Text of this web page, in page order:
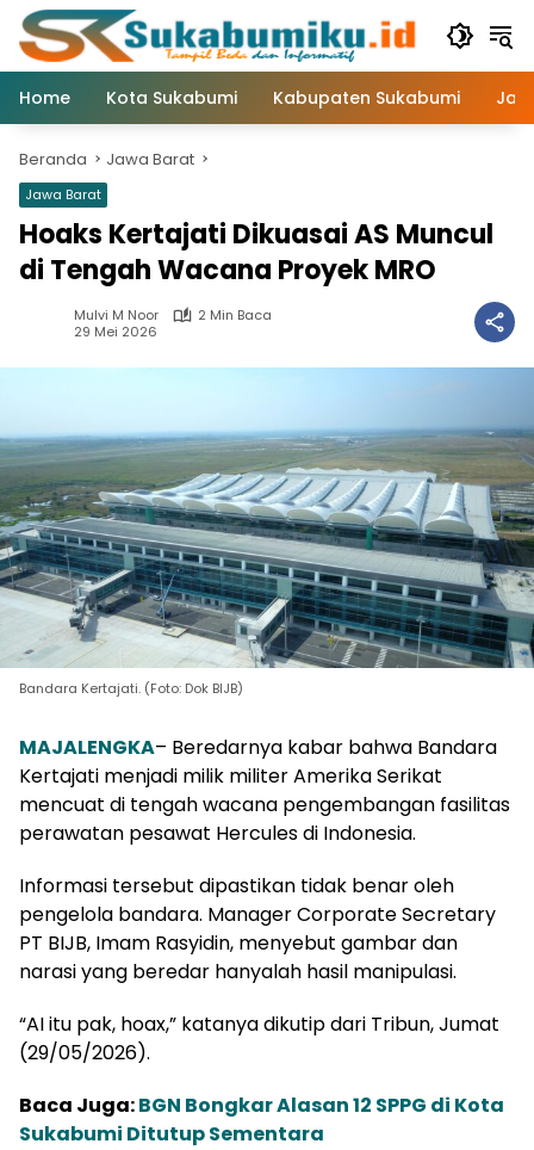
Langsung
konten
Home
Kota Sukabumi Kabupaten Sukabumi
Beranda Jawa Barat
Jawa Barat
Hoaks Kertajati Dikuasai AS Muncul
di Tengah Wacana Proyek MRO
Mulvi M Noor
2 Min Baca
29 Mei 2026
Bandara Kertajati. (Foto: Dok BIJB)
MAJALENGKA– Beredarnya kabar bahwa Bandara
Kertajati menjadi milik militer Amerika Serikat
mencuat di tengah wacana pengembangan fasilitas
perawatan pesawat Hercules di Indonesia.
Informasi tersebut dipastikan tidak benar oleh
pengelola bandara. Manager Corporate Secretary
PT BIJB, Imam Rasyidin, menyebut gambar dan
narasi yang beredar hanyalah hasil manipulasi.
“AI itu pak, hoax,” katanya dikutip dari Tribun, Jumat
(29/05/2026).
Baca Juga:BGN Bongkar Alasan 12 SPPG di Kota
Sukabumi Ditutup Sementara